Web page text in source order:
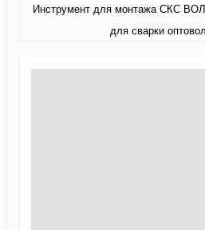
Инструмент для монтажа СКС
для сварки